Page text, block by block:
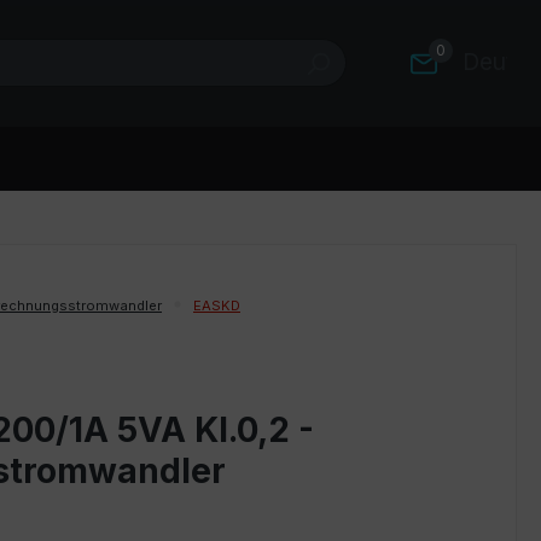
0
EASKD
1A 5VA Kl.0,2 -